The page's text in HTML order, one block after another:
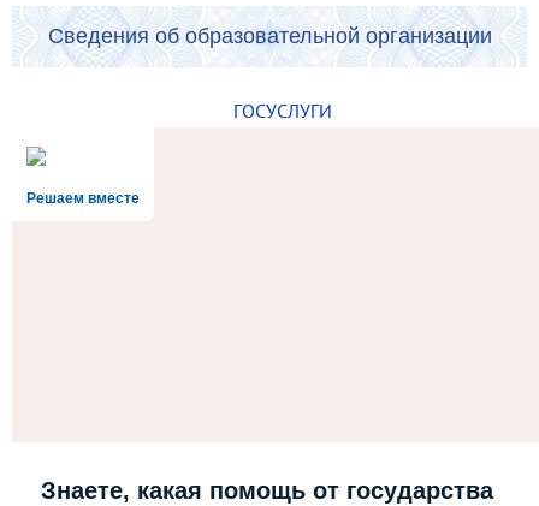
Сведения об образовательной организации
ГОСУСЛУГИ
Решаем вместе
Знаете, какая помощь от государства